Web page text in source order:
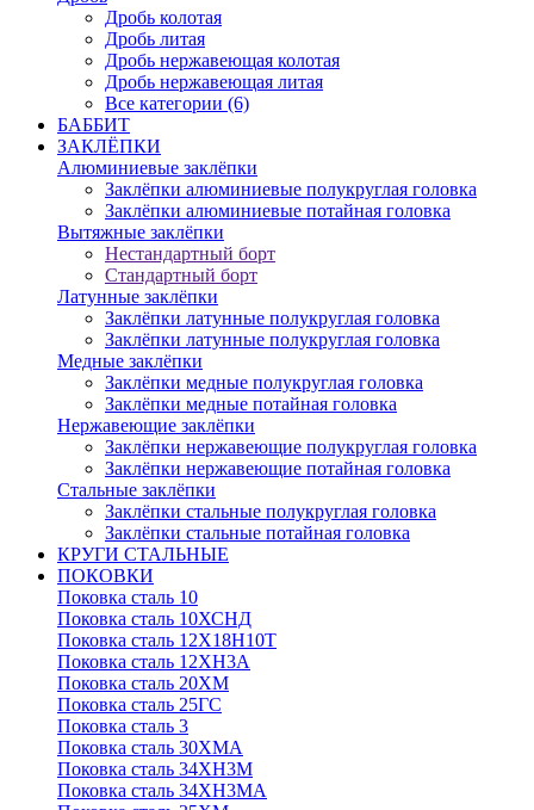
Дробь колотая
Дробь литая
Дробь нержавеющая колотая
Дробь нержавеющая литая
Все категории (6)
БАББИТ
ЗАКЛЁПКИ
Алюминиевые заклёпки
Заклёпки алюминиевые полукруглая головка
Заклёпки алюминиевые потайная головка
Вытяжные заклёпки
Нестандартный борт
Стандартный борт
Латунные заклёпки
Заклёпки латунные полукруглая головка
Заклёпки латунные полукруглая головка
Медные заклёпки
Заклёпки медные полукруглая головка
Заклёпки медные потайная головка
Нержавеющие заклёпки
Заклёпки нержавеющие полукруглая головка
Заклёпки нержавеющие потайная головка
Стальные заклёпки
Заклёпки стальные полукруглая головка
Заклёпки стальные потайная головка
КРУГИ СТАЛЬНЫЕ
ПОКОВКИ
Поковка сталь 10
Поковка сталь 10ХСНД
Поковка сталь 12Х18Н10Т
Поковка сталь 12ХН3А
Поковка сталь 20ХМ
Поковка сталь 25ГС
Поковка сталь 3
Поковка сталь 30ХМА
Поковка сталь 34ХН3М
Поковка сталь 34ХН3МА